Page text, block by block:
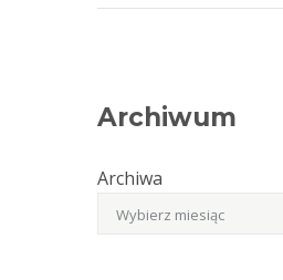
Archiwum
Archiwa